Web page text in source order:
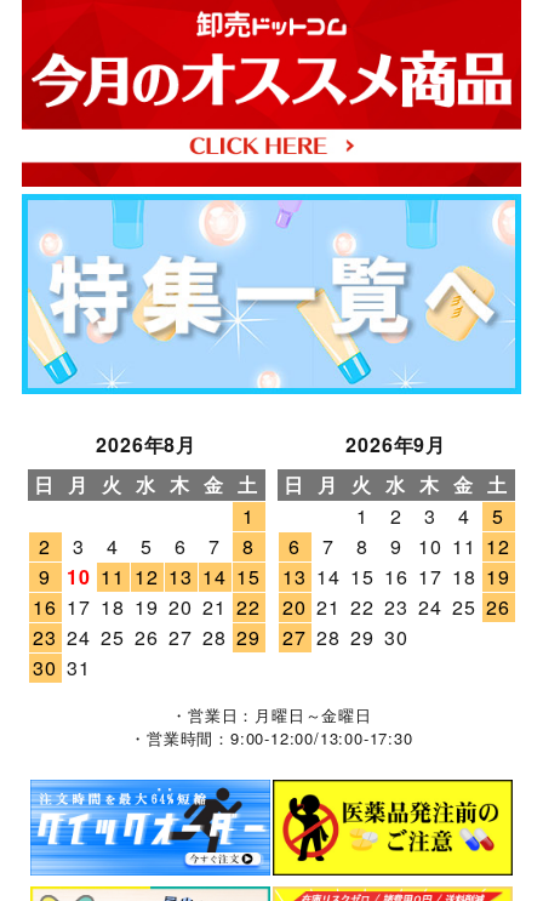
2026年8月
日
月 火 水 木 金 土
1
2
3 4 5 6 7
8
9
10 11 12 13 14 15
16 17 18 19 20 21 22
23 24 25 26 27 28 29
30 31
2026年9月
日
月 火 水 木 金 土
1
2 3 4
5
6
7 8 9 10 11 12
13 14 15 16 17 18 19
20 21 22 23 24 25 26
27 28 29 30
・営業日：月曜日～金曜日
・営業時間：9:00-12:00/13:00-17:30